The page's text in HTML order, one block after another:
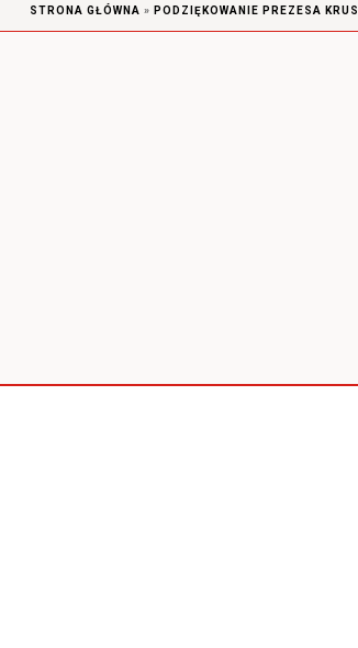
STRONA GŁÓWNA » PODZIĘKOWANIE PREZESA KRUS